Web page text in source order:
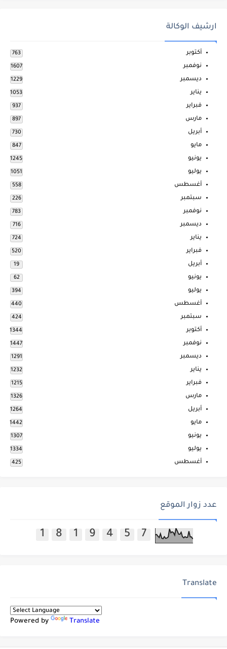
ارشيف الوكالة
أكتوبر 763
نوفمبر 1607
ديسمبر 1229
يناير 1053
فبراير 937
مارس 897
أبريل 730
مايو 847
يونيو 1245
يوليو 1051
أغسطس 558
سبتمبر 226
نوفمبر 783
ديسمبر 716
يناير 724
فبراير 520
أبريل 19
يونيو 62
يوليو 394
أغسطس 440
سبتمبر 424
أكتوبر 1344
نوفمبر 1447
ديسمبر 1291
يناير 1232
فبراير 1215
مارس 1326
أبريل 1264
مايو 1442
يونيو 1307
يوليو 1334
أغسطس 425
عدد زوار الموقع
1 8 1 9 4 5 7
Translate
Powered by Translate